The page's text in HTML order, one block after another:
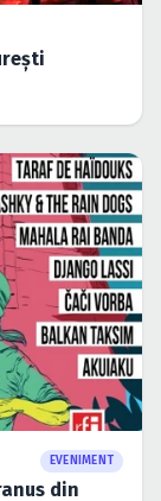
EVENIMENT
din